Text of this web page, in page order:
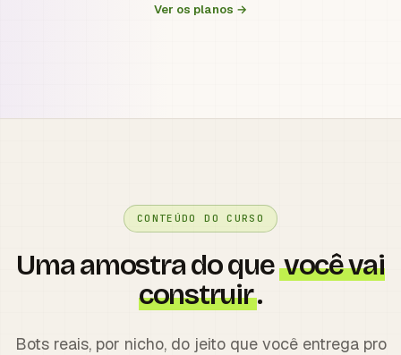
Ver os planos →
CONTEÚDO DO CURSO
Uma amostra do que você vai
construir.
Bots reais, por nicho, do jeito que você entrega pro